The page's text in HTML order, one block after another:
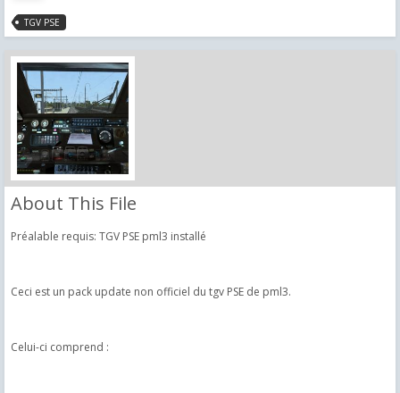
TGV PSE
About This File
Préalable requis: TGV PSE pml3 installé
Ceci est un pack update non officiel du tgv PSE de pml3.
Celui-ci comprend :